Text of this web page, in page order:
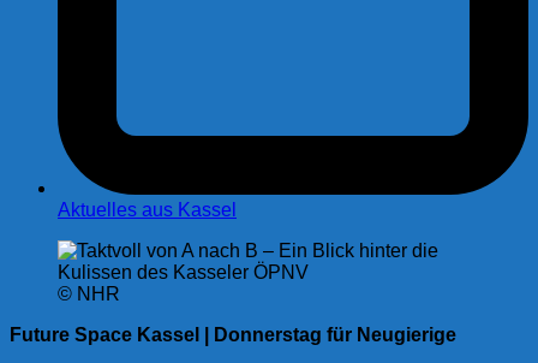
Aktuelles aus Kassel
© NHR
Future Space Kassel | Donnerstag für Neugierige